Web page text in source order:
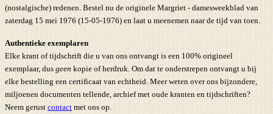
(nostalgische) redenen. Bestel nu de originele Margriet - damesweekblad van
zaterdag 15 mei 1976 (15-05-1976) en laat u meenemen naar de tijd van toen.
Authentieke exemplaren
Elke krant of tijdschrift die u van ons ontvangt is een 100% origineel
exemplaar, dus geen kopie of herdruk. Om dat te onderstrepen ontvangt u bij
elke bestelling een certificaat van echtheid. Meer weten over ons bijzondere,
miljoenen documenten tellende, archief met oude kranten en tijdschriften?
Neem gerust contact met ons op.